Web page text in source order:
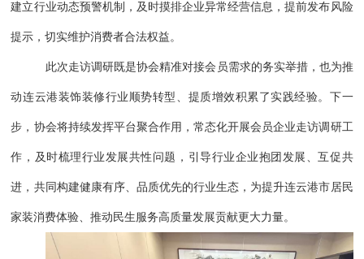
建立行业动态预警机制，及时摸排企业异常经营信息，提前发布风险
提示，切实维护消费者合法权益。
此次走访调研既是协会精准对接会员需求的务实举措，也为推
动连云港装饰装修行业顺势转型、提质增效积累了实践经验。下一
步，协会将持续发挥平台聚合作用，常态化开展会员企业走访调研工
作，及时梳理行业发展共性问题，引导行业企业抱团发展、互促共
进，共同构建健康有序、品质优先的行业生态，为提升连云港市居民
家装消费体验、推动民生服务高质量发展贡献更大力量。